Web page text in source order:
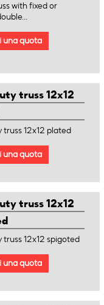
with fixed or
una quota
truss 12x12
truss 12x12 plated
una quota
truss 12x12
truss 12x12 spigoted
una quota